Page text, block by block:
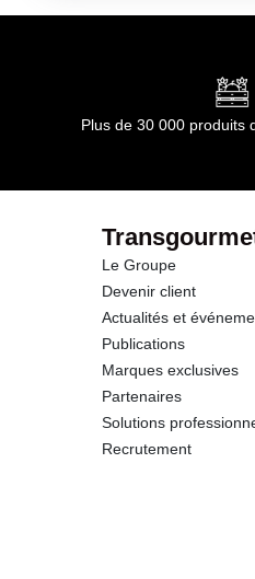
Plus de 30 000 produits
Le Groupe
Devenir client
Actualités et
Publications
Marques exclusives
Partenaires
Solutions
Recrutement